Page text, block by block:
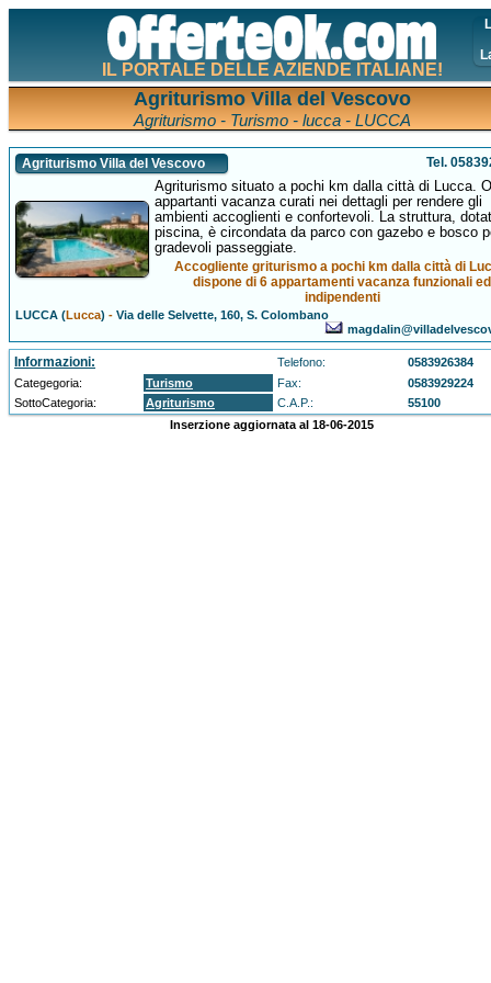
IL PORTALE DELLE AZIENDE ITALIANE!
Agriturismo Villa del Vescovo
Agriturismo - Turismo - lucca - LUCCA
Agriturismo Villa del Vescovo Tel.
Agriturismo situato a pochi km dalla città di Lucca.
appartanti vacanza curati nei dettagli per rendere gli
ambienti accoglienti e confortevoli. La struttura,
piscina, è circondata da parco con gazebo e bosco
gradevoli passeggiate.
Accogliente griturismo a pochi km dalla città di
dispone di 6 appartamenti vacanza funzionali ed
indipendenti
LUCCA (Lucca) -Via delle Selvette, 160, S. Colombano
Informazioni: Telefono:
0583926384
Categegoria:
Turismo Fax:
0583929224
SottoCategoria:
Agriturismo C.A.P.:
55100
Inserzione aggiornata al 18-06-2015